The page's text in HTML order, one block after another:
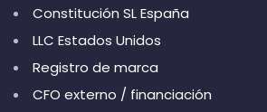
Constitución SL España
LLC Estados Unidos
Registro de marca
CFO externo / financiación